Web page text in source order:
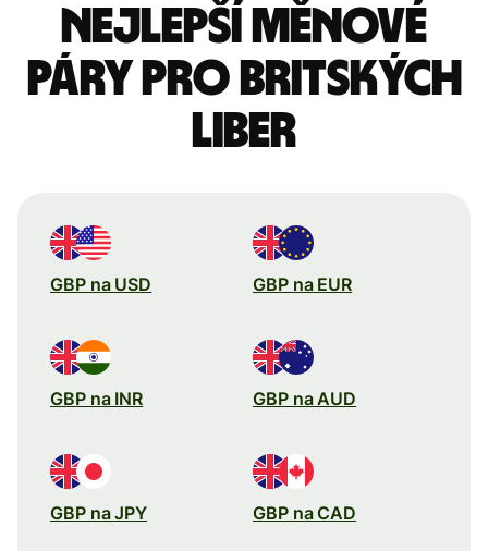
Nejlepší měnové
páry pro britských
liber
GBP na USD GBP na EUR
GBP na INR GBP na AUD
GBP na JPY GBP na CAD